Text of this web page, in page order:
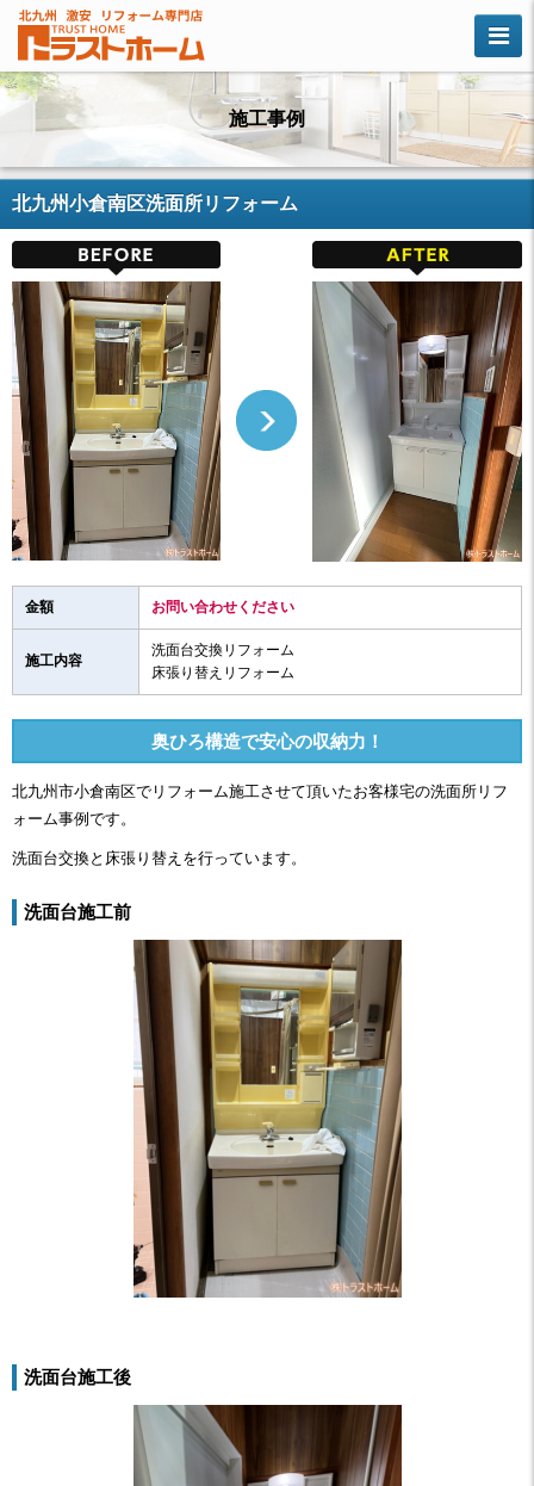
施工事例
北九州小倉南区洗面所リフォーム
金額 お問い合わせください
施工内容
洗面台交換リフォーム
床張り替えリフォーム
奥ひろ構造で安心の収納力！
北九州市小倉南区でリフォーム施工させて頂いたお客様宅の洗面所リフ
ォーム事例です。
洗面台交換と床張り替えを行っています。
洗面台施工前
洗面台施工後